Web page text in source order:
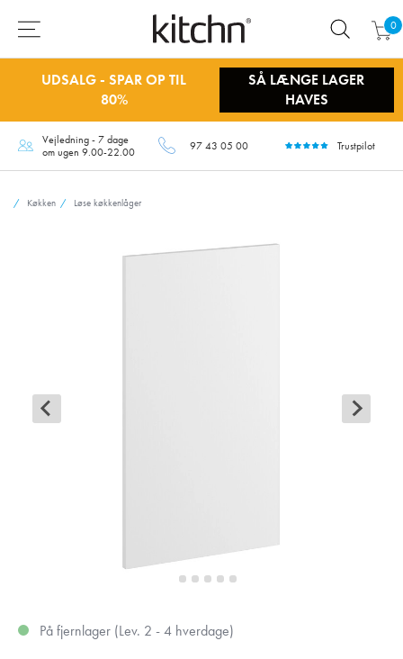
0
UDSALG - SPAR OP TIL
80%
SÅ LÆNGE LAGER
HAVES
Vejledning - 7 dage
om ugen 9.00-22.00
97 43 05 00 Trustpilot
Køkken Løse køkkenlåger
På fjernlager (Lev. 2 - 4 hverdage)